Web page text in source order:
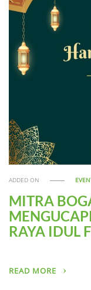
ADDED ON
MITRA
RAYA IDUL
READ MORE